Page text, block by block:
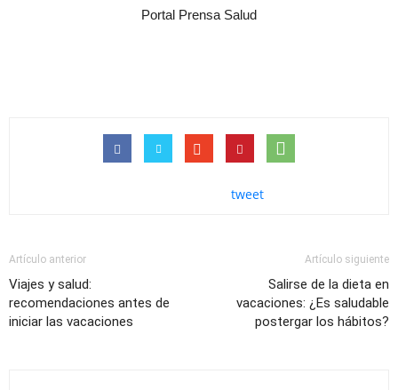
Portal Prensa Salud
tweet
Artículo anterior
Viajes y salud:
recomendaciones antes de
iniciar las vacaciones
Artículo siguiente
Salirse de la dieta en
vacaciones: ¿Es saludable
postergar los hábitos?